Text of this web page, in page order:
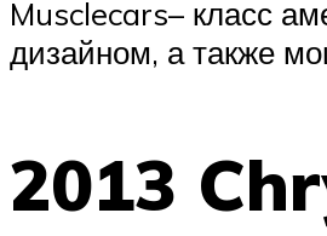
Musclecars– класс
дизайном, а также
2013